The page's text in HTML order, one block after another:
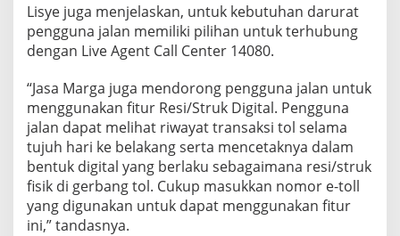
Lisye juga menjelaskan, untuk kebutuhan darurat
pengguna jalan memiliki pilihan untuk terhubung
dengan Live Agent Call Center 14080.
“Jasa Marga juga mendorong pengguna jalan untuk
menggunakan fitur Resi/Struk Digital. Pengguna
jalan dapat melihat riwayat transaksi tol selama
tujuh hari ke belakang serta mencetaknya dalam
bentuk digital yang berlaku sebagaimana resi/struk
fisik di gerbang tol. Cukup masukkan nomor e-toll
yang digunakan untuk dapat menggunakan fitur
ini,” tandasnya.